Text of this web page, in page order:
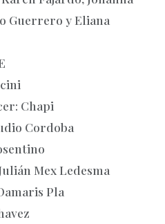
Guerrero y Eliana
Chapi
Cordoba
Mex Ledesma
Pla